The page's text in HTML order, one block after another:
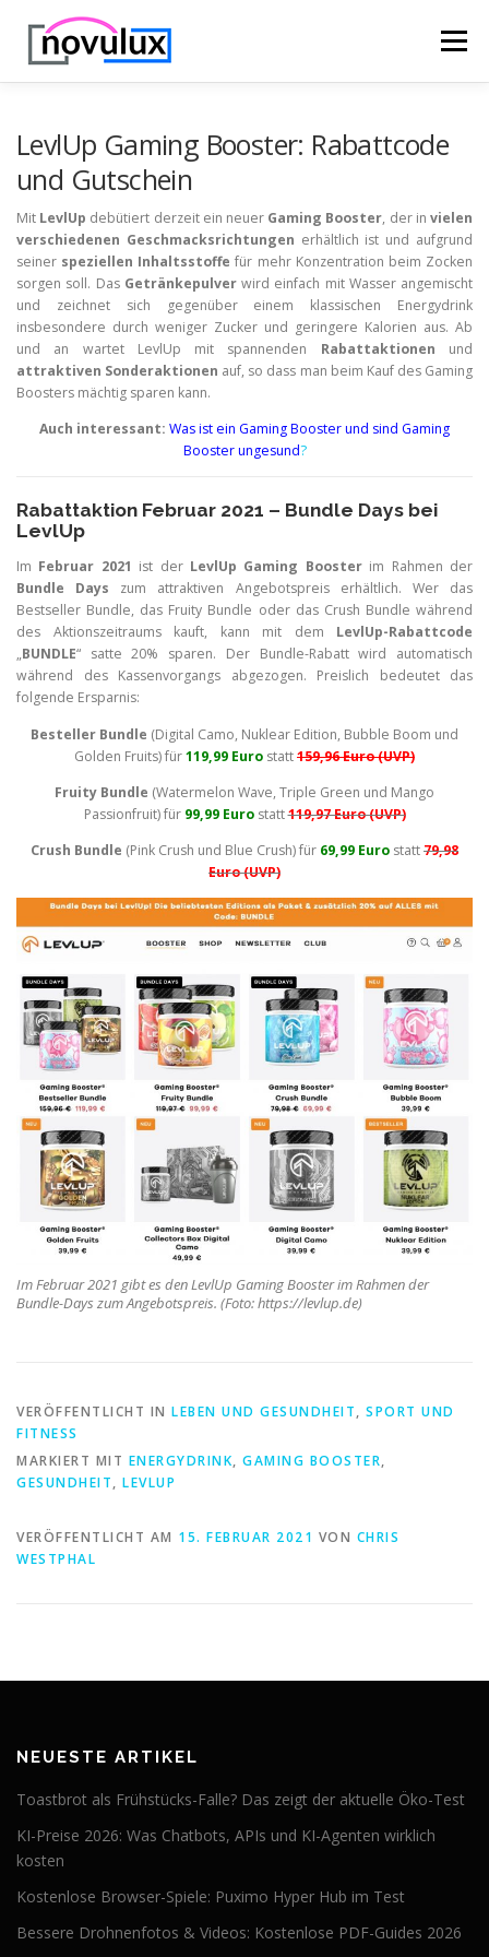
Inhalt
springen
Menü
LevlUp Gaming Booster: Rabattcode
und Gutschein
Mit LevlUp debütiert derzeit ein neuer Gaming Booster, der invielen
verschiedenen Geschmacksrichtungen erhältlich ist und aufgrund
seiner speziellen Inhaltsstoffe für mehr Konzentration beim Zocken
sorgen soll. Das Getränkepulverwird einfach mit Wasser angemischt
und zeichnet sich gegenüber einem klassischen Energydrink
insbesondere durch weniger Zucker und geringere Kalorien aus. Ab
und an wartet LevlUp mit spannenden Rabattaktionen und
attraktiven Sonderaktionen auf, so dass man beim Kauf des Gaming
Boosters mächtig sparen kann.
Auch interessant: Was ist ein Gaming Booster und sind Gaming
Booster ungesund?
Rabattaktion Februar 2021 – Bundle Days bei
LevlUp
Im Februar 2021 ist der LevlUp Gaming Boosterim Rahmen der
Bundle Days zum attraktiven Angebotspreis erhältlich. Wer das
Bestseller Bundle, das Fruity Bundle oder das Crush Bundle während
des Aktionszeitraums kauft, kann mit dem LevlUp-Rabattcode
„BUNDLE“ satte 20% sparen. Der Bundle-Rabatt wird automatisch
während des Kassenvorgangs abgezogen. Preislich bedeutet das
folgende Ersparnis:
Besteller Bundle (Digital Camo, Nuklear Edition, Bubble Boom und
Golden Fruits) für119,99 Euro statt159,96 Euro (UVP)
Fruity Bundle (Watermelon Wave, Triple Green und Mango
Passionfruit) für 99,99 Eurostatt119,97 Euro (UVP)
Crush Bundle (Pink Crush und Blue Crush) für 69,99 Euro statt79,98
Euro (UVP)
Im Februar 2021 gibt es den LevlUp Gaming Booster im Rahmen der
Bundle-Days zum Angebotspreis. (Foto: https://levlup.de)
VERÖFFENTLICHT IN LEBEN UND GESUNDHEIT, SPORT UND
FITNESS
MARKIERT MIT ENERGYDRINK, GAMING BOOSTER,
GESUNDHEIT, LEVLUP
VERÖFFENTLICHT AM 15. FEBRUAR 2021 VON CHRIS
WESTPHAL
NEUESTE ARTIKEL
Toastbrot als Frühstücks-Falle? Das zeigt der aktuelle Öko-Test
KI-Preise 2026: Was Chatbots, APIs und KI-Agenten wirklich
kosten
Kostenlose Browser-Spiele: Puximo Hyper Hub im Test
Bessere Drohnenfotos & Videos: Kostenlose PDF-Guides 2026